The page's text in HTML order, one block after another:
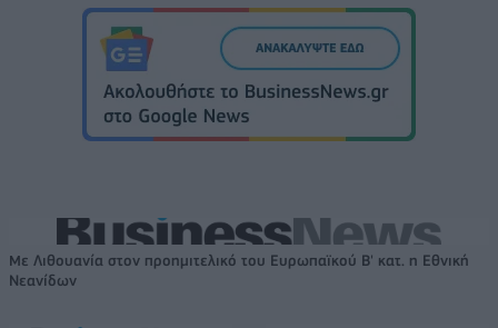
Με Λιθουανία στον προημιτελικό του Ευρωπαϊκού Β' κατ. η Εθνική
Νεανίδων